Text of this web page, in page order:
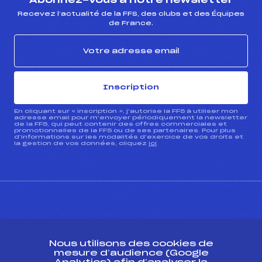
Recevez l’actualité de la FFS, des clubs et des Équipes
de France.
Inscription
En cliquant sur « inscription », j’autorise la FFS à utiliser mon
adresse email pour m’envoyer périodiquement la newsletter
de la FFS, qui peut contenir des offres commerciales et
promotionnelles de la FFS ou de ses partenaires. Pour plus
d’informations sur les modalités d’exercice de vos droits et
la gestion de vos données, cliquez ici
Nous utilisons des cookies de
mesure d’audience (Google